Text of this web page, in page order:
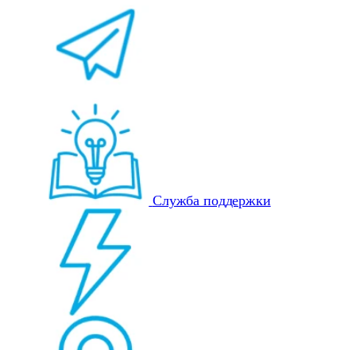
Служба поддержки